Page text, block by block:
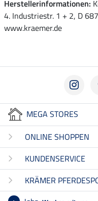
Herstellerinformationen:
4. Industriestr. 1 + 2, D
www.kraemer.de
MEGA STORES
ONLINE SHOPPEN
KUNDENSERVICE
KRÄMER